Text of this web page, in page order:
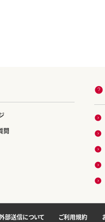
問
部送信について ご利用規約